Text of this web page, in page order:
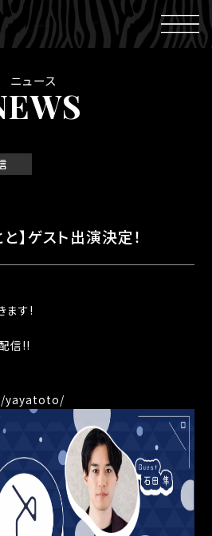
ニュース
】ゲスト出演決定！
ます!
信!!
yayatoto/